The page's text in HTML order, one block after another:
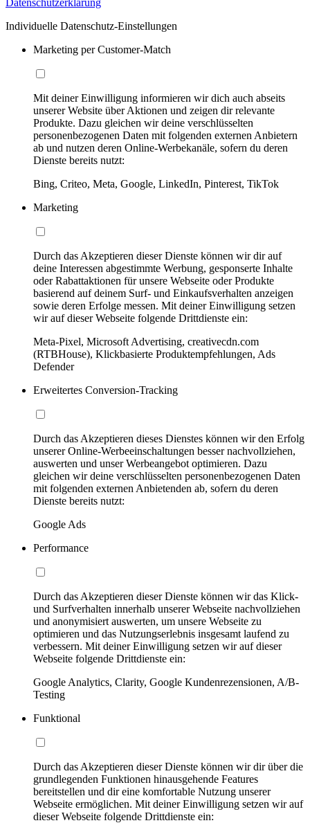
Individuelle Datenschutz-Einstellungen
Marketing per Customer-Match
Mit deiner Einwilligung informieren wir dich auch abseits
unserer Website über Aktionen und zeigen dir relevante
Produkte. Dazu gleichen wir deine verschlüsselten
personenbezogenen Daten mit folgenden externen Anbietern
ab und nutzen deren Online-Werbekanäle, sofern du deren
Dienste bereits nutzt:
Bing, Criteo, Meta, Google, LinkedIn, Pinterest, TikTok
Marketing
Durch das Akzeptieren dieser Dienste können wir dir auf
deine Interessen abgestimmte Werbung, gesponserte Inhalte
oder Rabattaktionen für unsere Webseite oder Produkte
basierend auf deinem Surf- und Einkaufsverhalten anzeigen
sowie deren Erfolge messen. Mit deiner Einwilligung setzen
wir auf dieser Webseite folgende Drittdienste ein:
Meta-Pixel, Microsoft Advertising, creativecdn.com
(RTBHouse), Klickbasierte Produktempfehlungen, Ads
Defender
Erweitertes Conversion-Tracking
Durch das Akzeptieren dieses Dienstes können wir den Erfolg
unserer Online-Werbeeinschaltungen besser nachvollziehen,
auswerten und unser Werbeangebot optimieren. Dazu
gleichen wir deine verschlüsselten personenbezogenen Daten
mit folgenden externen Anbietenden ab, sofern du deren
Dienste bereits nutzt:
Google Ads
Performance
Durch das Akzeptieren dieser Dienste können wir das Klick-
und Surfverhalten innerhalb unserer Webseite nachvollziehen
und anonymisiert auswerten, um unsere Webseite zu
optimieren und das Nutzungserlebnis insgesamt laufend zu
verbessern. Mit deiner Einwilligung setzen wir auf dieser
Webseite folgende Drittdienste ein:
Google Analytics, Clarity, Google Kundenrezensionen, A/B-
Testing
Funktional
Durch das Akzeptieren dieser Dienste können wir dir über die
grundlegenden Funktionen hinausgehende Features
bereitstellen und dir eine komfortable Nutzung unserer
Webseite ermöglichen. Mit deiner Einwilligung setzen wir auf
dieser Webseite folgende Drittdienste ein: